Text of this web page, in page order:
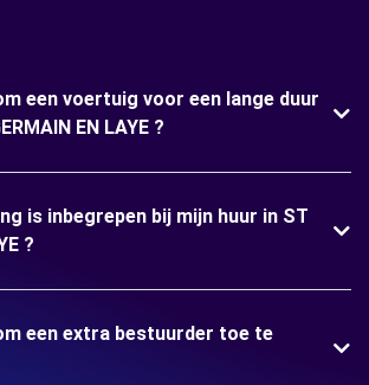
een voertuig voor een lange duur
EN LAYE ?
is inbegrepen bij mijn huur in ST
?
een extra bestuurder toe te